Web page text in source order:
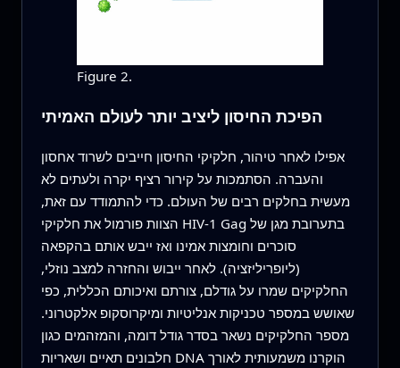
Figure 2.
הפיכת החיסון ליציב יותר לעולם האמיתי
אפילו לאחר טיהור, חלקיקי החיסון חייבים לשרוד אחסון
והעברה. הסתמכות על קירור רציף יקרה ולעתים לא
מעשית בחלקים רבים של העולם. כדי להתמודד עם זאת,
הצוות פורמול את חלקיקי HIV-1 Gag בתערובת מגן של
סוכרים וחומצות אמינו ואז ייבש אותם בהקפאה
(ליופריליזציה). לאחר ייבוש והחזרה למצב נוזלי,
החלקיקים שמרו על גודלם, צורתם ואיכותם הכללית, כפי
שאושש במספר טכניקות אנליטיות ומיקרוסקופ אלקטרוני.
מספר החלקיקים נשאר בסדר גודל דומה, והמזהמים כגון
חלבונים תאיים ושאריות DNA הוקרנו משמעותית לאורך